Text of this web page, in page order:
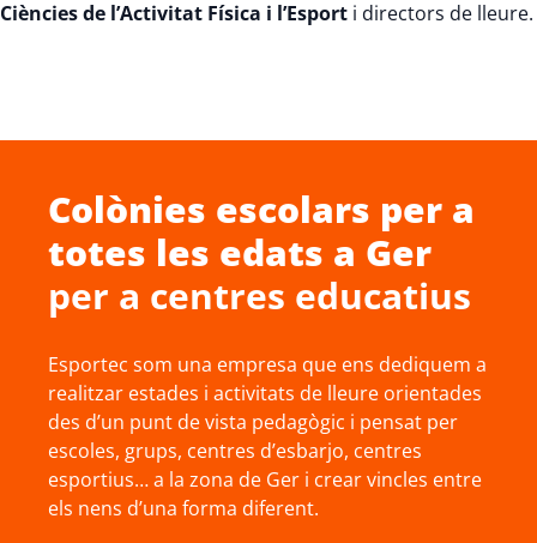
Ciències de l’Activitat Física i l’Esport i directors de lleure.
Colònies escolars per a
totes les edats a Ger
per a centres educatius
Esportec som una empresa que ens dediquem a
realitzar estades i activitats de lleure orientades
des d’un punt de vista pedagògic i pensat per
escoles, grups, centres d’esbarjo, centres
esportius… a la zona de Ger i crear vincles entre
els nens d’una forma diferent.